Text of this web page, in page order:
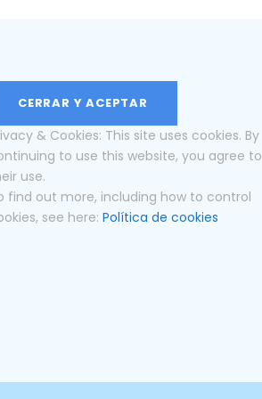
& Cookies: This site uses cookies. By
to use this website, you agree to
use.
find out more, including how to control
see here: Política de cookies